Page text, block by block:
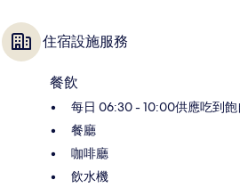
住宿設施服務
餐飲
每日 06:30 - 10:00供應吃到
餐廳
咖啡廳
飲水機